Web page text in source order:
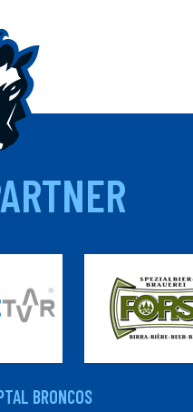
BRONCOS